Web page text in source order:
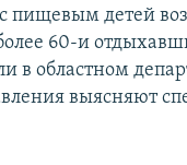
пищевым детей
60-и
в областном
выясняют